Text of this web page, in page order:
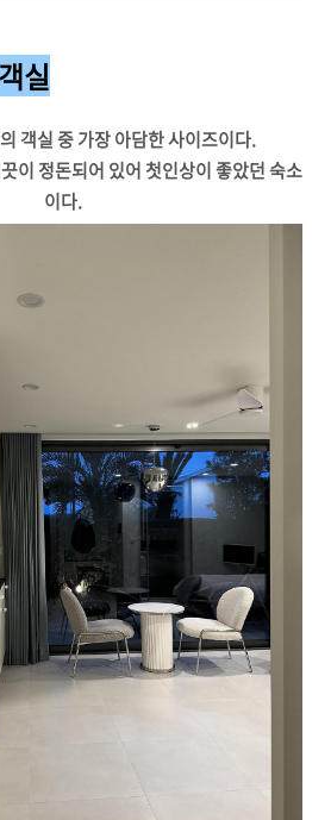
실
객실 중 가장 아담한 사이즈이다.
이 정돈되어 있어 첫인상이 좋았던 숙소
이다.